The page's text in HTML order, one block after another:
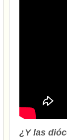
¿Y las